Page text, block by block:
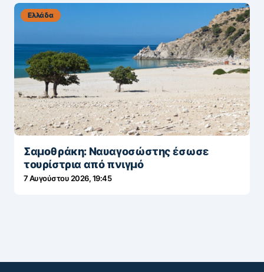
Ελλάδα
Σαμοθράκη: Nαυαγοσώστης έσωσε
τουρίστρια από πνιγμό
7 Αυγούστου 2026, 19:45